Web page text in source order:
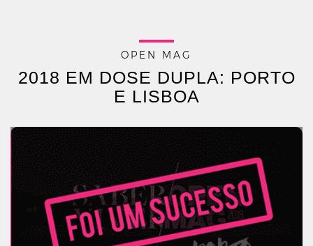
OPEN MAG
2018 EM DOSE DUPLA: PORTO
E LISBOA